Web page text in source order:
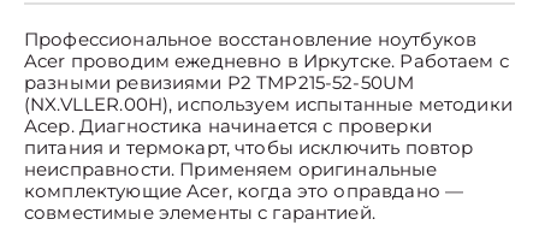
Профессиональное восстановление ноутбуков
Acer проводим ежедневно в Иркутске. Работаем с
разными ревизиями P2 TMP215-52-50UM
(NX.VLLER.00H), используем испытанные методики
Асер. Диагностика начинается с проверки
питания и термокарт, чтобы исключить повтор
неисправности. Применяем оригинальные
комплектующие Acer, когда это оправдано —
совместимые элементы с гарантией.